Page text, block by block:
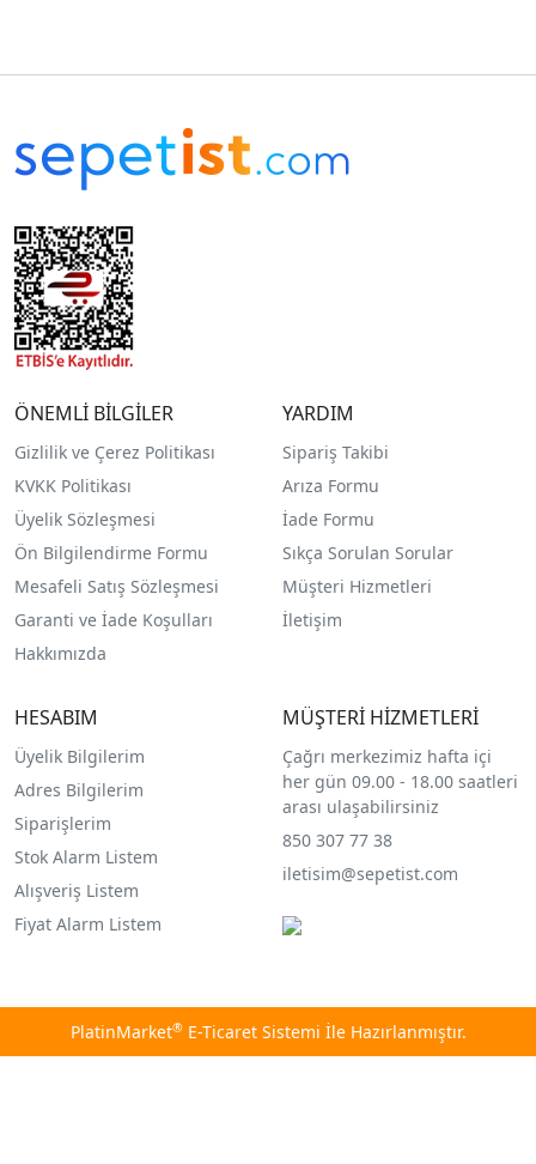
ÖNEMLİ BİLGİLER
Gizlilik ve Çerez Politikası
KVKK Politikası
Üyelik Sözleşmesi
Ön Bilgilendirme Formu
Mesafeli Satış Sözleşmesi
Garanti ve İade Koşulları
Hakkımızda
YARDIM
Sipariş Takibi
Arıza Formu
İade Formu
Sıkça Sorulan Sorular
Müşteri Hizmetleri
İletişim
HESABIM
Üyelik Bilgilerim
Adres Bilgilerim
Siparişlerim
Stok Alarm Listem
Alışveriş Listem
Fiyat Alarm Listem
MÜŞTERİ HİZMETLERİ
Çağrı merkezimiz hafta içi
her gün 09.00 - 18.00 saatleri
arası ulaşabilirsiniz
850 307 77 38
iletisim@sepetist.com
PlatinMarket®E-Ticaret Sistemi İle Hazırlanmıştır.